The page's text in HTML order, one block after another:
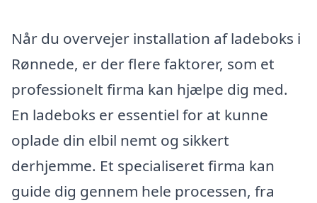
Når du overvejer installation af ladeboks i
Rønnede, er der flere faktorer, som et
professionelt firma kan hjælpe dig med.
En ladeboks er essentiel for at kunne
oplade din elbil nemt og sikkert
derhjemme. Et specialiseret firma kan
guide dig gennem hele processen, fra